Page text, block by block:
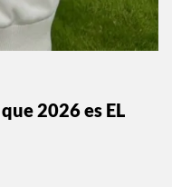
2026 es EL